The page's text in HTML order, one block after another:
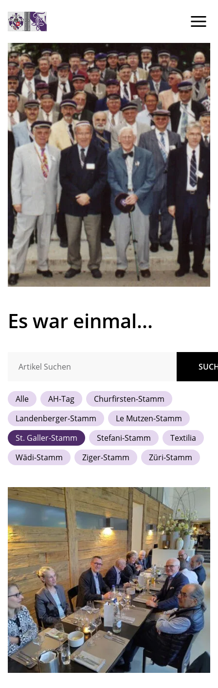
Es war einmal...
Alle AH-Tag
Churfirsten-Stamm
Landenberger-Stamm
Le Mutzen-Stamm
St. Galler-Stamm
Stefani-Stamm
Textilia
Wädi-Stamm
Ziger-Stamm Züri-Stamm